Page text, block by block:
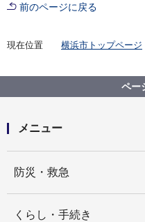
前のページに戻る
現在位置 横浜市トップページ
市民主体のまちづく
まちの将来像、決ま
まちの決まり事（
ペー
メニュー
防災・救急
くらし・手続き